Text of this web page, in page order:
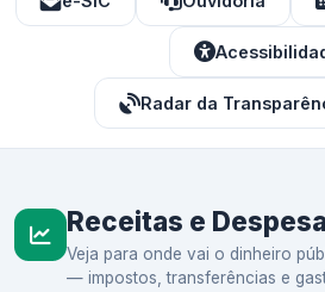
Radar da
Receitas e
Veja para onde vai o dinheiro
— impostos, transferências e